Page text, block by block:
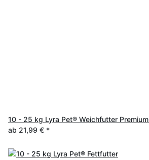
10 - 25 kg Lyra Pet® Weichfutter Premium
ab 21,99 € *